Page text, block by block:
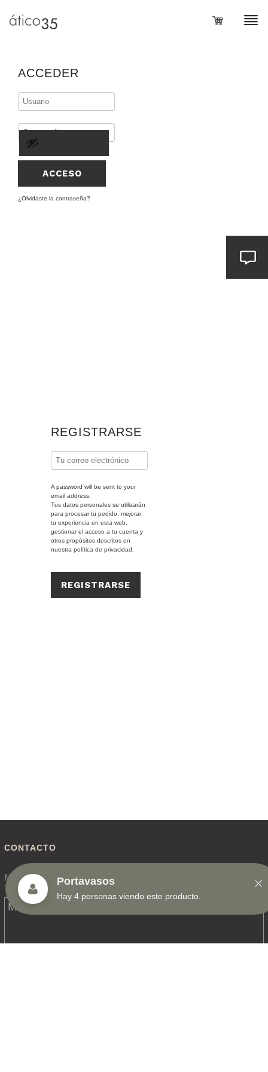
ACCEDER
ACCESO
¿Olvidaste la contraseña?
REGISTRARSE
A password will be sent to your
email address.
Tus datos personales se utilizarán
para procesar tu pedido, mejorar
tu experiencia en esta web,
gestionar el acceso a tu cuenta y
otros propósitos descritos en
nuestra política de privacidad
REGISTRARSE
CONTACTO
Portavasos
Hay 4 personas viendo este producto.